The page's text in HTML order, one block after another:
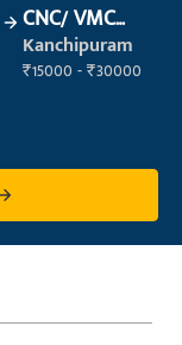
CNC/ VMC
Operator
Kanchipuram
₹15000 - ₹30000